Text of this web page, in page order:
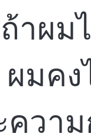
าผม
ผมค
ควา